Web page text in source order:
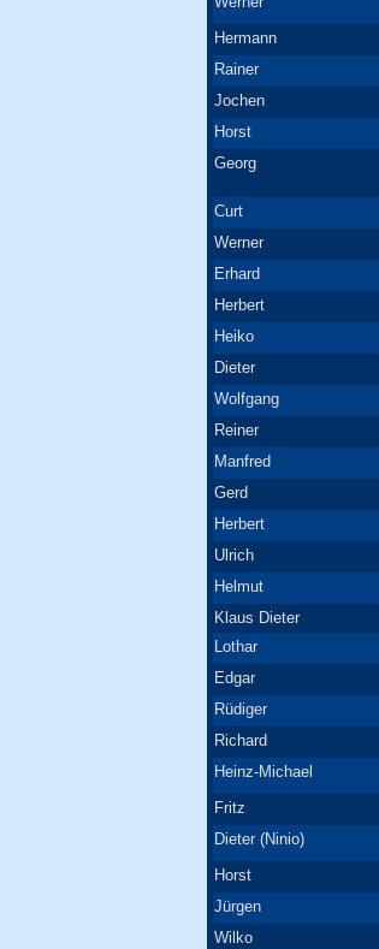
Hermann
Rainer
Jochen
Horst
Georg
Curt
Werner
Erhard
Herbert
Heiko
Dieter
Wolfgang
Reiner
Manfred
Gerd
Herbert
Ulrich
Helmut
Klaus Dieter
Lothar
Edgar
Rüdiger
Richard
Heinz-Michael
Fritz
Dieter (Ninio)
Horst
Jürgen
Wilko